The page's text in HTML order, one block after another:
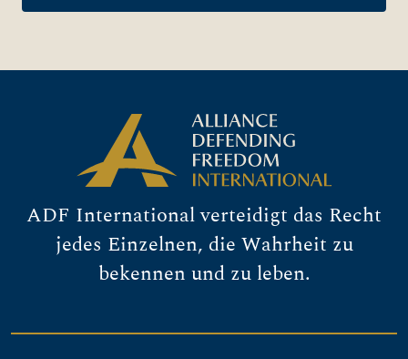
ADF International verteidigt das Recht
jedes Einzelnen, die Wahrheit zu
bekennen und zu leben.